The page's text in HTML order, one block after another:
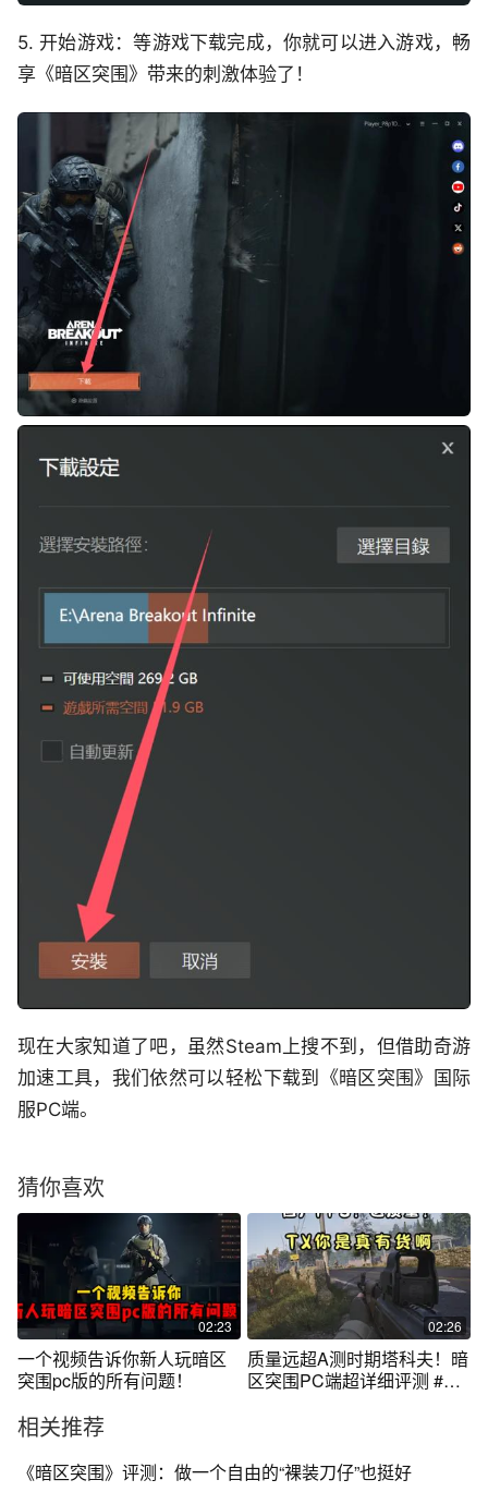
5. 开始游戏：等游戏下载完成，你就可以进入游戏，畅
享《暗区突围》带来的刺激体验了！
现在大家知道了吧，虽然Steam上搜不到，但借助奇游
加速工具，我们依然可以轻松下载到《暗区突围》国际
服PC端。
猜你喜欢
02:23
一个视频告诉你新人玩暗区
突围pc版的所有问题！
02:26
质量远超A测时期塔科夫！暗
区突围PC端超详细评测 #暗
相关推荐
《暗区突围》评测：做一个自由的“裸装刀仔”也挺好